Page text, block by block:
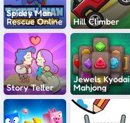
Spidey Man
Rescue Online
Hill Climber
Story Teller
Jewels Kyodai
Mahjong